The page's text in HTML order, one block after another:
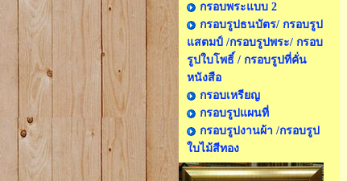
กรอบพระแบบ 2
กรอบรูปธนบัตร/ กรอบรูป
แสตมป์ /กรอบรูปพระ/ กรอบ
รูปใบโพธิ์ / กรอบรูปที่คั่น
หนังสือ
กรอบเหรียญ
กรอบรูปแผนที่
กรอบรูปงานผ้า /กรอบรูป
ใบไม้สีทอง